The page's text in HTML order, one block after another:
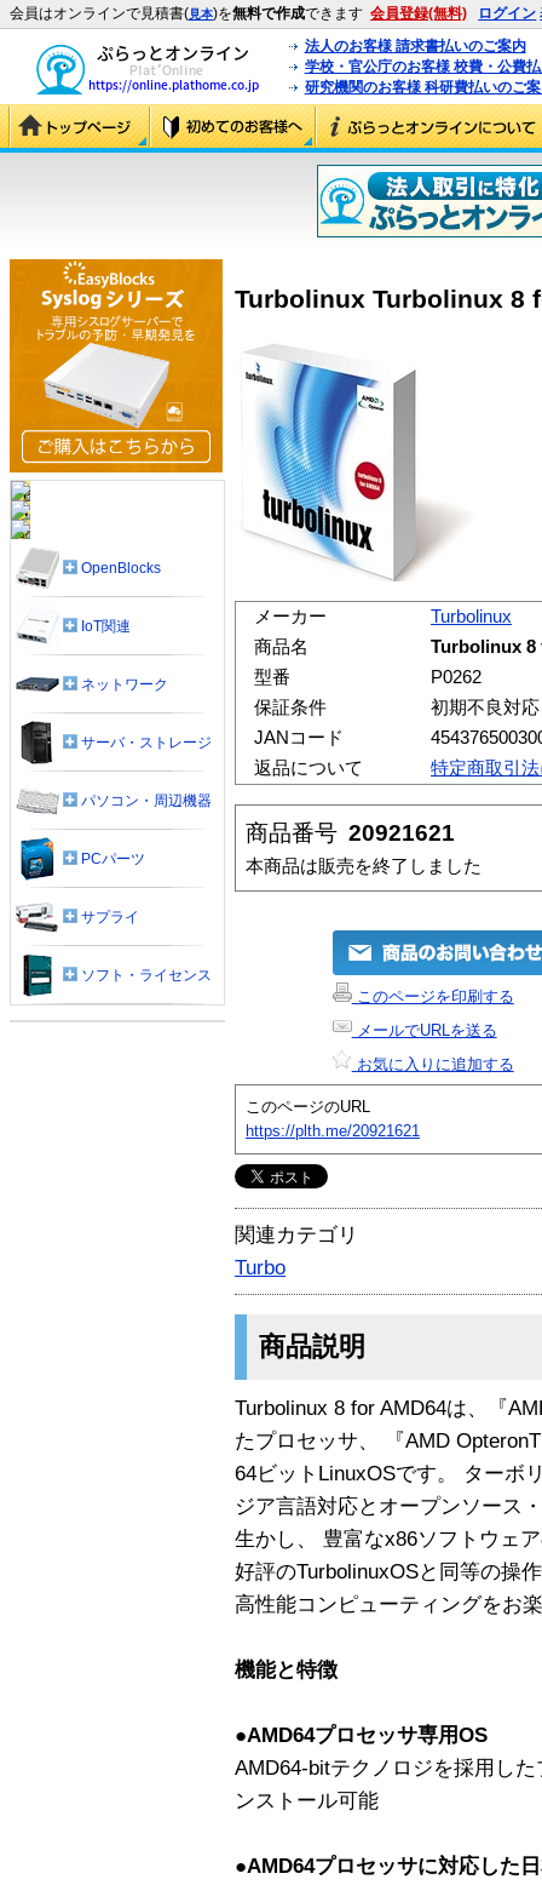
会員はオンラインで見積書(見本)を無料で作成できます 会員登録(無料) ログイン
法人のお客様 請求書払いのご案内
学校・官公庁のお客様 校費・公費
研究機関のお客様 科研費払いのご
Turbolinux Turbolinux 8
メーカー
Turbolinux
商品名
Turbolinux 8
型番
P0262
保証条件
初期不良対
JANコード
返品について
特定商取引
商品番号 20921621
本商品は販売を終了しました
このページを印刷する
メールでURLを送る
お気に入りに追加する
このページのURL
https://plth.me/20921621
関連カテゴリ
Turbo
商品説明
Turbolinux 8 for AMD64は、『
たプロセッサ、 『AMD
64ビットLinuxOSです。 ターボ
ジア言語対応とオープンソース
生かし、 豊富なx86ソフトウェ
好評のTurbolinuxOSと同等の操
高性能コンピューティングをお
機能と特徴
●AMD64プロセッサ専用OS
AMD64-bitテクノロジを採用し
ンストール可能
●AMD64プロセッサに対応した
OpenBlocks
IoT関連
ネットワーク
サーバ・ストレージ
パソコン・周辺機器
PCパーツ
サプライ
ソフト・ライセンス